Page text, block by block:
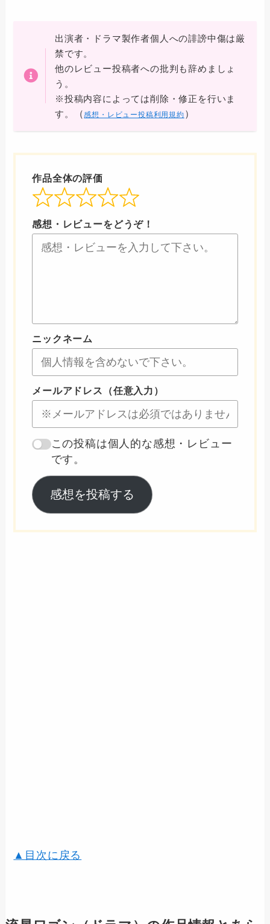
出演者・ドラマ製作者個人への誹謗中傷は厳
禁です。
他のレビュー投稿者への批判も辞めましょ
う。
※投稿内容によっては削除・修正を行いま
す。
（感想・レビュー投稿利用規約 ）
作品全体の評価
感想・レビューをどうぞ！
ニックネーム
メールアドレス（任意入力）
この投稿は個人的な感想・レビュー
です。
感想を投稿する
▲目次に戻る